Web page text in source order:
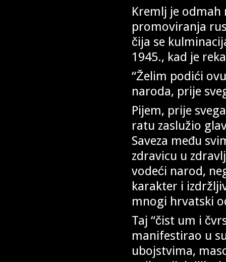
Kremlj je
promoviranja
čija se
1945., kad je
“Želim podići
naroda, prije
Pijem, prije
ratu zaslužio
Saveza među
zdravicu u
vodeći narod,
karakter i
mnogi hrvatski
Taj “čist um i
manifestirao u
ubojstvima,